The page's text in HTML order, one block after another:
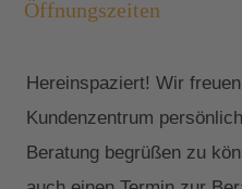
Öffnungszeiten
Hereinspaziert! Wir
Kundenzentrum
Beratung begrüßen zu